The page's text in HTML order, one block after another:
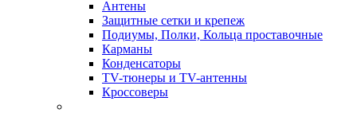
Антены
Защитные сетки и крепеж
Подиумы, Полки, Кольца проставочные
Карманы
Конденсаторы
TV-тюнеры и TV-антенны
Кроссоверы